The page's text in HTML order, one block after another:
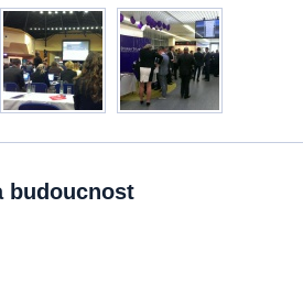
budoucnost